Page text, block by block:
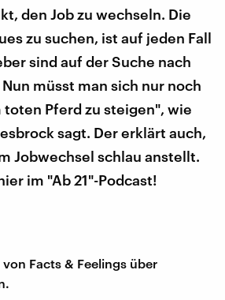
den Job zu wechseln. Die
zu suchen, ist auf jeden Fall
sind auf der Suche nach
müsst man sich nur noch
Pferd zu steigen", wie
sagt. Der erklärt auch,
Jobwechsel schlau anstellt.
im "Ab 21"-Podcast!
Facts & Feelings über